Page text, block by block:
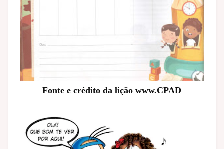
Fonte e crédito da lição www.CPAD